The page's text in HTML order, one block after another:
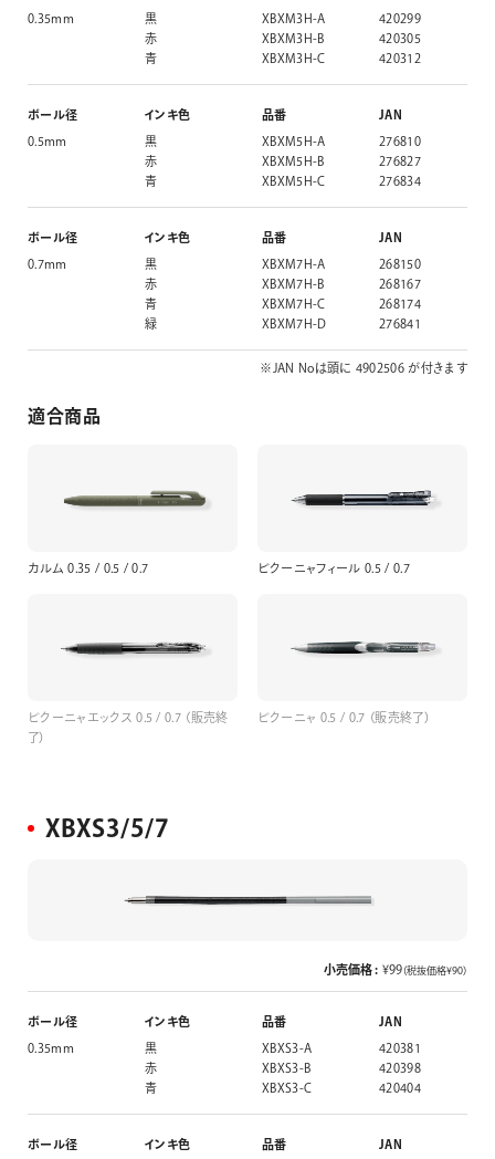
0.35mm 黒 XBXM3H-A
420299
赤
XBXM3H-B
420305
青
XBXM3H-C 420312
ボール径 インキ色 品番 JAN
0.5mm 黒 XBXM5H-A
276810
赤
XBXM5H-B
276827
青
XBXM5H-C 276834
ボール径 インキ色 品番 JAN
0.7mm 黒 XBXM7H-A
268150
赤
XBXM7H-B
268167
青
XBXM7H-C
268174
緑
XBXM7H-D 276841
※JAN Noは頭に 4902506 が付きます
適合商品
カルム 0.35 / 0.5 / 0.7 ビクーニャフィール 0.5 / 0.7
ビクーニャエックス 0.5 / 0.7 （販売終
了）
ビクーニャ 0.5 / 0.7 （販売終了）
XBXS3/5/7
小売価格 : ¥99（税抜価格¥90）
ボール径 インキ色 品番 JAN
0.35mm 黒 XBXS3-A
420381
赤
XBXS3-B
420398
青
XBXS3-C 420404
ボール径 インキ色 品番 JAN